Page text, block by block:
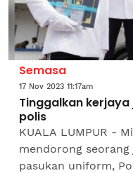
Semasa
17 Nov 2023 11:17am
Tinggalkan
polis
KUALA LUMPUR -
mendorong
pasukan uniform,